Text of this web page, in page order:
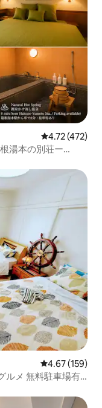
レビュー472
4.72 (472)
湯本の別荘ー
レビュー159
4.67 (159)
ルメ 無料駐車場有